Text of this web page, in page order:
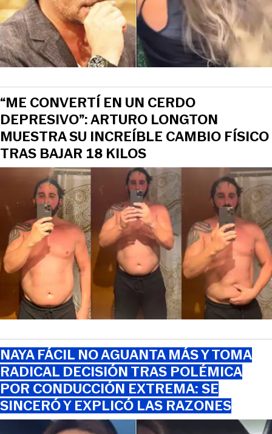
“ME CONVERTÍ EN UN CERDO
DEPRESIVO”: ARTURO LONGTON
MUESTRA SU INCREÍBLE CAMBIO FÍSICO
TRAS BAJAR 18 KILOS
NAYA FÁCIL NO AGUANTA MÁS Y TOMA
RADICAL DECISIÓN TRAS POLÉMICA
POR CONDUCCIÓN EXTREMA: SE
SINCERÓ Y EXPLICÓ LAS RAZONES